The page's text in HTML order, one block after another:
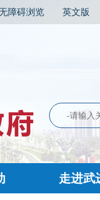
障碍浏览 英文版
走进武